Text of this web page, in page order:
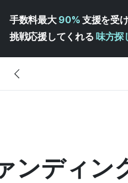
手数料最大 90% 支援を受け
挑戦応援してくれる 味方探
ンディン